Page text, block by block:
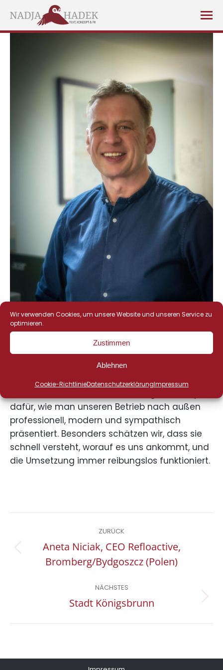
Wir verwenden Cookies, um unsere Website und unseren Service zu
optimieren.
Zustimmen
Ablehnen
Cookie-RichtlinieDatenschutzerklärungImpressum
Mit Nadja läuft die Zusammenarbeit total
unkompliziert und zuverlässig. Sie bringt eigene
dafür, wie man unseren Betrieb nach außen
professionell, modern und sympathisch
präsentiert. Besonders schätzen wir, dass sie
schnell versteht, worauf es uns ankommt, und
die Umsetzung immer reibungslos funktioniert.
navigation
ZURÜCK
Previous
project:
Aneta Niciak, CEO Refloactive,
Bromberg/Bydgoszcz (Polen)
NÄCHSTES
Next
Stadt Königsbrunn